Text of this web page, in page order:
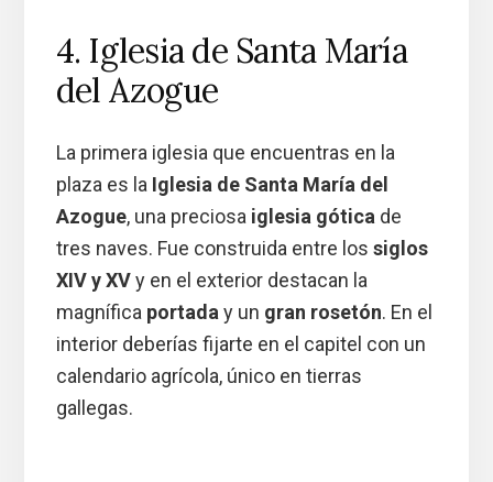
4. Iglesia de Santa María
del Azogue
La primera iglesia que encuentras en la
plaza es la Iglesia de Santa María del
Azogue, una preciosa iglesia gótica de
tres naves. Fue construida entre los siglos
XIV y XVy en el exterior destacan la
magnífica portada y un gran rosetón. En el
interior deberías fijarte en el capitel con un
calendario agrícola, único en tierras
gallegas.